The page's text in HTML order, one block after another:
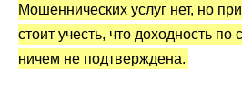
Мошеннических услуг нет, но
стоит учесть, что доходность
ничем не подтверждена.